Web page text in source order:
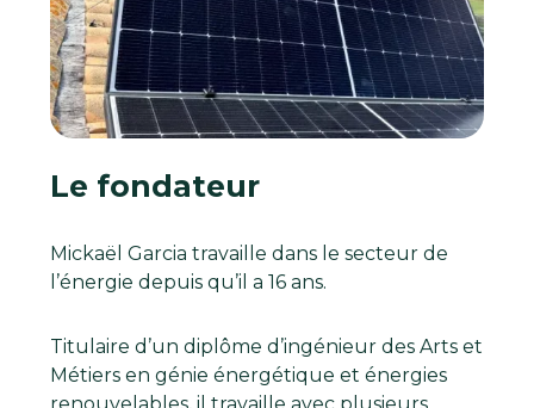
Le fondateur
Mickaël Garcia travaille dans le secteur de
l’énergie depuis qu’il a 16 ans.
Titulaire d’un diplôme d’ingénieur des Arts et
Métiers en génie énergétique et énergies